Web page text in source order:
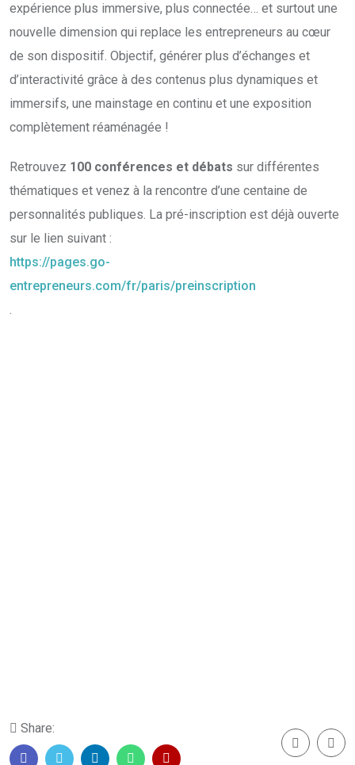
expérience plus immersive, plus connectée… et surtout une
nouvelle dimension qui replace les entrepreneurs au cœur
de son dispositif. Objectif, générer plus d’échanges et
d’interactivité grâce à des contenus plus dynamiques et
immersifs, une mainstage en continu et une exposition
complètement réaménagée !
Retrouvez 100 conférences et débats sur différentes
thématiques et venez à la rencontre d’une centaine de
personnalités publiques. La pré-inscription est déjà ouverte
sur le lien suivant :
https://pages.go-
entrepreneurs.com/fr/paris/preinscription
.
Share: